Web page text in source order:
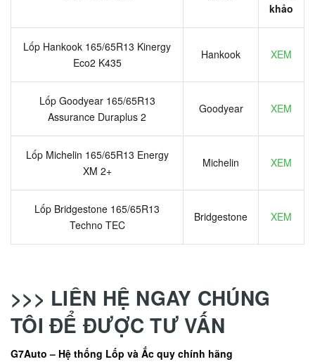
khảo
Lốp Hankook 165/65R13 Kinergy
Eco2 K435
Hankook XEM
Lốp Goodyear 165/65R13
Assurance Duraplus 2
Goodyear XEM
Lốp Michelin 165/65R13 Energy
XM 2+
Michelin XEM
Lốp Bridgestone 165/65R13
Techno TEC
Bridgestone XEM
>>> LIÊN HỆ NGAY CHÚNG
TÔI ĐỂ ĐƯỢC TƯ VẤN
G7Auto – Hệ thống Lốp và Ắc quy chính hãng